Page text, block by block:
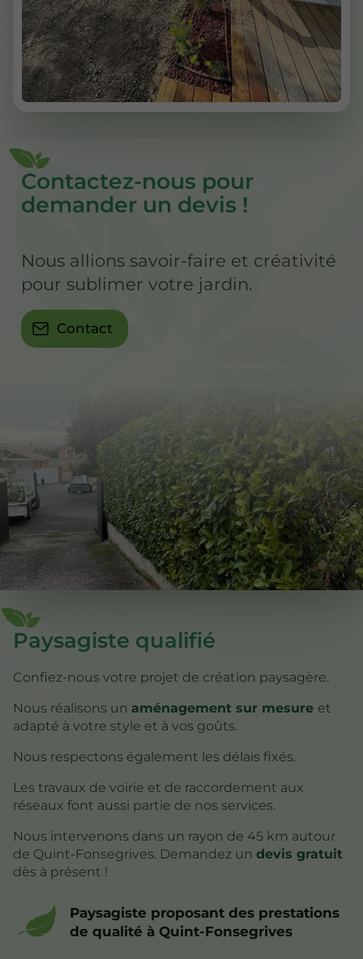
Contactez-nous pour
demander un devis !
Nous allions savoir-faire et créativité
pour sublimer votre jardin.
Contact
Paysagiste qualifié
Confiez-nous votre projet de création paysagère.
Nous réalisons unaménagement sur mesure et
adapté à votre style et à vos goûts.
Nous respectons également les délais fixés.
Les travaux de voirie et de raccordement aux
réseaux font aussi partie de nos services.
Nous intervenons dans un rayon de 45 km autour
de Quint-Fonsegrives. Demandez undevis gratuit
dès à présent !
Paysagiste proposant des prestations
de qualité à Quint-Fonsegrives